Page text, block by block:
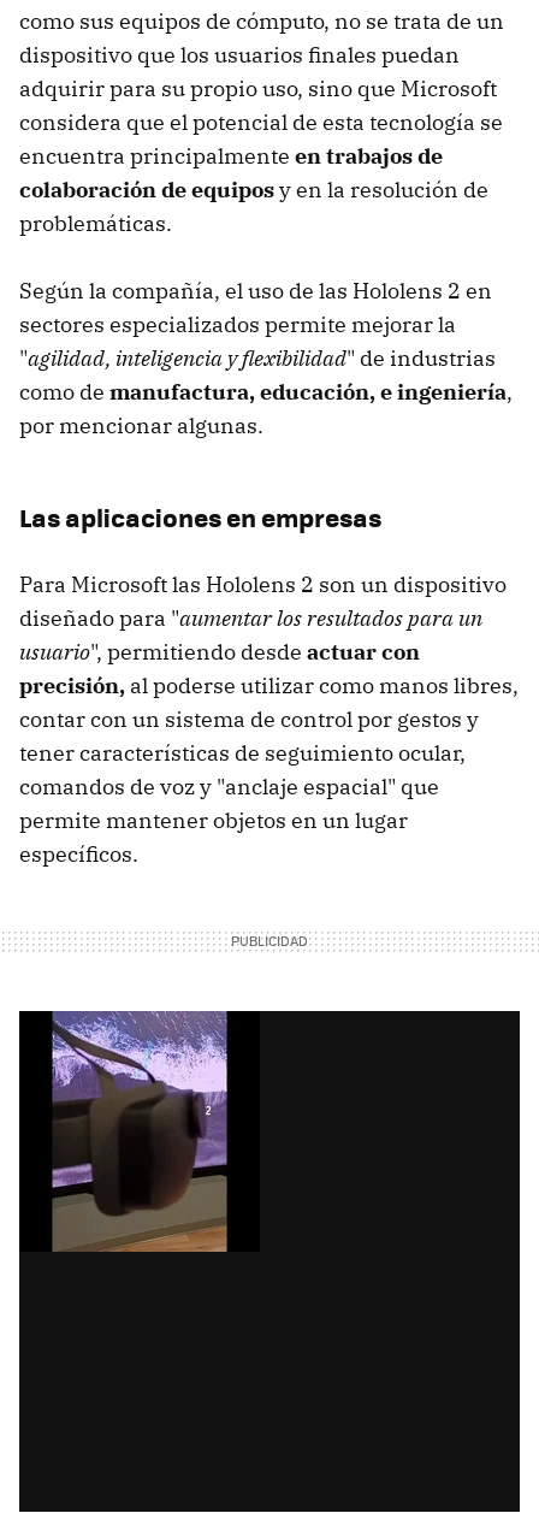
como sus equipos de cómputo, no se trata de un
dispositivo que los usuarios finales puedan
adquirir para su propio uso, sino que Microsoft
considera que el potencial de esta tecnología se
encuentra principalmente en trabajos de
colaboración de equiposy en la resolución de
problemáticas.
Según la compañía, el uso de las Hololens 2 en
sectores especializados permite mejorar la
"agilidad, inteligencia y flexibilidad" de industrias
como de manufactura, educación, e ingeniería,
por mencionar algunas.
Las aplicaciones en empresas
Para Microsoft las Hololens 2 son un dispositivo
diseñado para "aumentar los resultados para un
usuario", permitiendo desde actuar con
precisión, al poderse utilizar como manos libres,
contar con un sistema de control por gestos y
tener características de seguimiento ocular,
comandos de voz y "anclaje espacial" que
permite mantener objetos en un lugar
específicos.